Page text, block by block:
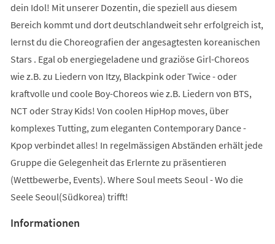
dein Idol! Mit unserer Dozentin, die speziell aus diesem
Bereich kommt und dort deutschlandweit sehr erfolgreich ist,
lernst du die Choreografien der angesagtesten koreanischen
Stars . Egal ob energiegeladene und graziöse Girl-Choreos
wie z.B. zu Liedern von Itzy, Blackpink oder Twice - oder
kraftvolle und coole Boy-Choreos wie z.B. Liedern von BTS,
NCT oder Stray Kids! Von coolen HipHop moves, über
komplexes Tutting, zum eleganten Contemporary Dance -
Kpop verbindet alles! In regelmässigen Abständen erhält jede
Gruppe die Gelegenheit das Erlernte zu präsentieren
(Wettbewerbe, Events). Where Soul meets Seoul - Wo die
Seele Seoul(Südkorea) trifft!
Informationen